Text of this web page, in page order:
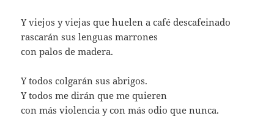
Y viejos y viejas que huelen a café descafeinado
rascarán sus lenguas marrones
con palos de madera.
Y todos colgarán sus abrigos.
Y todos me dirán que me quieren
con más violencia y con más odio que nunca.